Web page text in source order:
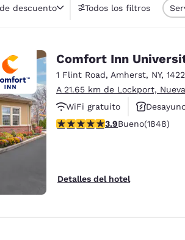
América Latina Latin
English
Français Español
Europa
Deutschland
Deutsch
Spain
English
descuento Todos los filtros
Comfort Inn
1 Flint Road, Amherst, NY,
A 21.65 km de Lockport,
WiFi gratuito
Se aceptan mascotas
calificación de 3.88 estrellas.
3.9Bueno(1848)
Detalles del hotel